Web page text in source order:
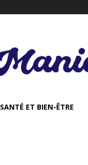
SANTÉ ET BIEN-ÊTRE